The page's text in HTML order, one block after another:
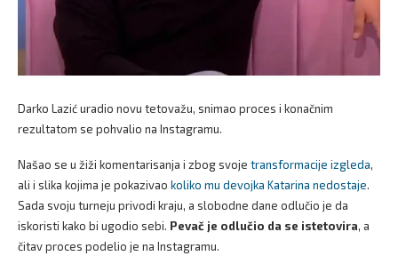
Darko Lazić uradio novu tetovažu, snimao proces i konačnim
rezultatom se pohvalio na Instagramu.
Našao se u žiži komentarisanja i zbog svoje transformacije izgleda,
ali i slika kojima je pokazivao koliko mu devojka Katarina nedostaje.
Sada svoju turneju privodi kraju, a slobodne dane odlučio je da
iskoristi kako bi ugodio sebi. Pevač je odlučio da se istetovira, a
čitav proces podelio je na Instagramu.